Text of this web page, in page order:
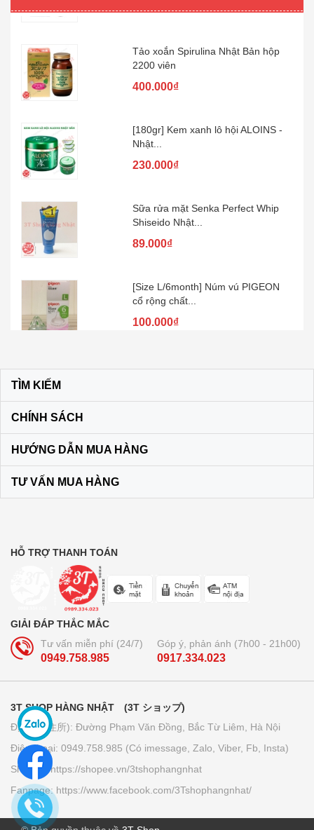
Tảo xoắn Spirulina Nhật Bản hộp
2200 viên
400.000₫
[180gr] Kem xanh lô hội ALOINS -
Nhật...
230.000₫
Sữa rửa mặt Senka Perfect Whip
Shiseido Nhật...
89.000₫
[Size L/6month] Núm vú PIGEON
cổ rộng chất...
100.000₫
màu vàng
Trà lúa non 44 gói Yamamoto
160.000₫
Giấy thấm dầu Kose softymo - Nhật
Bản
70.000₫
TÌM KIẾM
CHÍNH SÁCH
HƯỚNG DẪN MUA HÀNG
TƯ VẤN MUA HÀNG
HỖ TRỢ THANH TOÁN
GIẢI ĐÁP THẮC MẮC
Tư vấn miễn phí (24/7)
0949.758.985
Góp ý, phản ánh (7h00 - 21h00)
0917.334.023
3T SHOP HÀNG NHẬT (3T ショップ)
Địa chỉ (住所): Đường Phạm Văn Đồng, Bắc Từ Liêm, Hà Nội
Điện thoại: 0949.758.985 (Có imessage, Zalo, Viber, Fb, Insta)
Shopee: https://shopee.vn/3tshophangnhat
Fanpage: https://www.facebook.com/3Tshophangnhat/